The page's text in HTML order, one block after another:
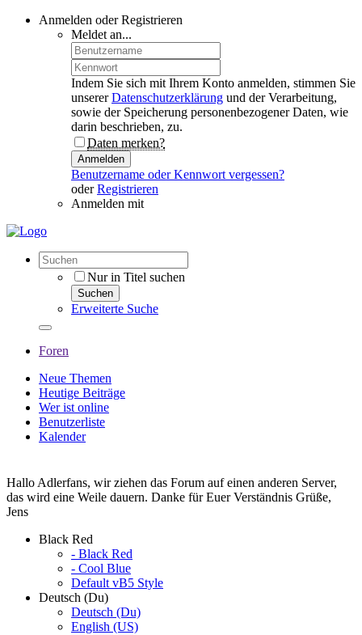
Anmelden oder Registrieren
Meldet an...
Indem Sie sich mit Ihrem Konto anmelden, stimmen Sie
unsererDatenschutzerklärung und der Verarbeitung,
sowie der Speicherung personenbezogener Daten, wie
darin beschrieben, zu.
Daten merken?
Anmelden
Benutzername oder Kennwort vergessen?
oderRegistrieren
Anmelden mit
Nur in Titel suchen
Suchen
Erweiterte Suche
Foren
Neue Themen
Heutige Beiträge
Wer ist online
Benutzerliste
Kalender
Hallo Adlerfans, wir ziehen das Forum auf einen anderen Server,
das wird eine Weile dauern. Danke für Euer Verständnis Grüße,
Jens
Black Red
- Black Red
- Cool Blue
Default vB5 Style
Deutsch (Du)
Deutsch (Du)
English (US)